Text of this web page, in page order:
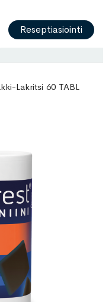
Reseptiasiointi
Lakritsi 60 TABL